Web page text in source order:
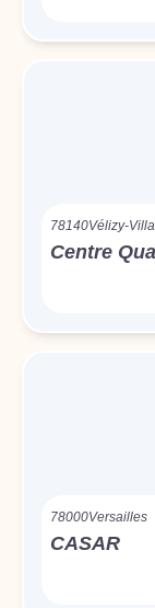
78140Vélizy-
Centre
78000Versailles
CASAR